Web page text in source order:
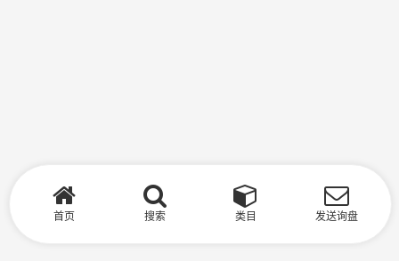
首页 搜索 类目 发送询盘